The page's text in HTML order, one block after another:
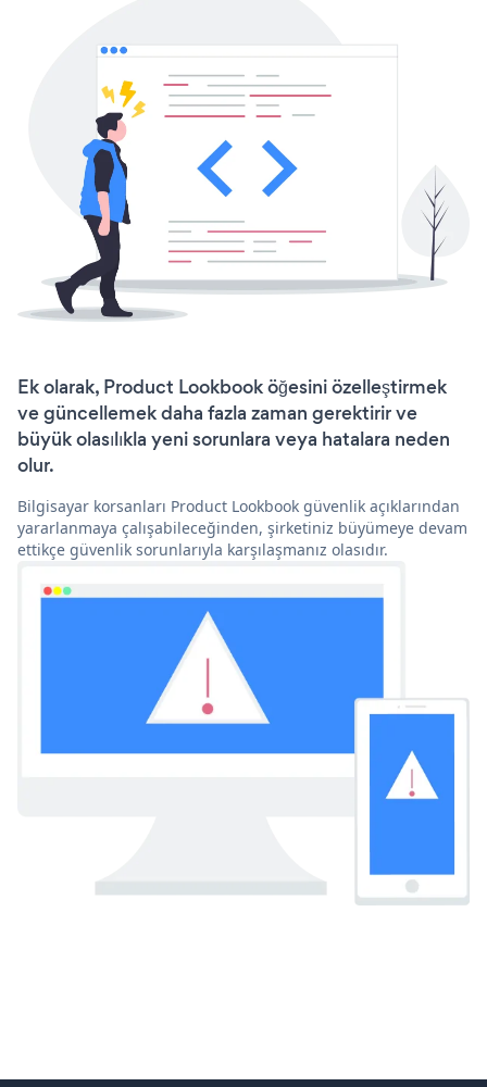
Ek olarak, Product Lookbook öğesini özelleştirmek
ve güncellemek daha fazla zaman gerektirir ve
büyük olasılıkla yeni sorunlara veya hatalara neden
olur.
Bilgisayar korsanları Product Lookbook güvenlik açıklarından
yararlanmaya çalışabileceğinden, şirketiniz büyümeye devam
ettikçe güvenlik sorunlarıyla karşılaşmanız olasıdır.